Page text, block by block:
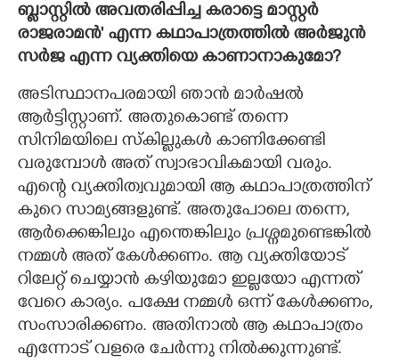
ബ്ളാസ്റ്റിൽ അവതരിപ്പിച്ച കരാട്ടെ മാസ്റ്റർ
രാജരാമൻ' എന്ന കഥാപാത്രത്തിൽ അർജുൻ
സർജ എന്ന വ്യക്തിയെ കാണാനാകുമോ?
അടിസ്ഥാനപരമായി ഞാൻ മാർഷൽ
ആർട്ടിസ്റ്റാണ്. അതുകൊണ്ട് തന്നെ
സിനിമയിലെ സ്കില്ലുകൾ കാണിക്കേണ്ടി
വരുമ്പോൾ അത് സ്വാഭാവികമായി വരും.
എന്റെ വ്യക്തിത്വവുമായി ആ കഥാപാത്രത്തിന്
കുറെ സാമ്യങ്ങളുണ്ട്. അതുപോലെ തന്നെ,
ആർക്കെങ്കിലും എന്തെങ്കിലും പ്രശ്നമുണ്ടെങ്കിൽ
നമ്മൾ അത് കേൾക്കണം. ആ വ്യക്തിയോട്
റിലേറ്റ് ചെയ്യാൻ കഴിയുമോ ഇല്ലയോ എന്നത്
വേറെ കാര്യം. പക്ഷേ നമ്മൾ ഒന്ന് കേൾക്കണം,
സംസാരിക്കണം. അതിനാൽ ആ കഥാപാത്രം
എന്നോട് വളരെ ചേർന്നു നിൽക്കുന്നുണ്ട്.